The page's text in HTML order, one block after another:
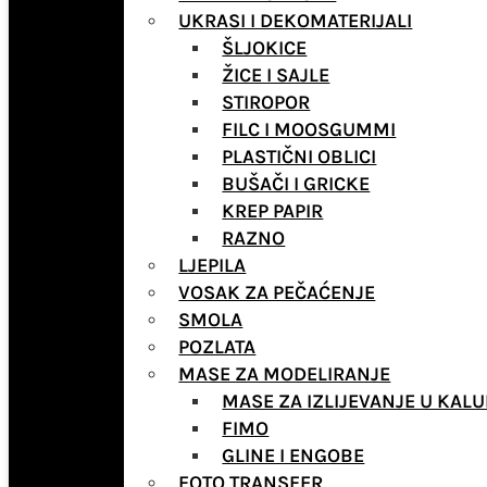
UKRASI I DEKOMATERIJALI
ŠLJOKICE
ŽICE I SAJLE
STIROPOR
FILC I MOOSGUMMI
PLASTIČNI OBLICI
BUŠAČI I GRICKE
KREP PAPIR
RAZNO
LJEPILA
VOSAK ZA PEČAĆENJE
SMOLA
POZLATA
MASE ZA MODELIRANJE
MASE ZA IZLIJEVANJE U
FIMO
GLINE I ENGOBE